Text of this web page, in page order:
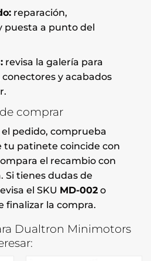
reparación,
a punto del
revisa la galería para
y acabados
comprar
pedido, comprueba
tu patinete coincide con
el recambio con
Si tienes dudas de
el SKU MD-002o
finalizar la compra.
Dualtron Minimotors